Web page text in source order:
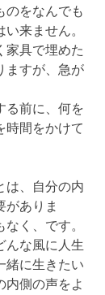
のをなんでも
来ません。
家具で埋めた
ますが、急が
る前に、何を
時間をかけて
は、自分の内
がありま
く、です。
んな風に人生
緒に生きたい
内側の声をよ